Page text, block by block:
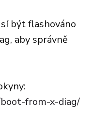
být flashováno
aby správně
from-x-diag/